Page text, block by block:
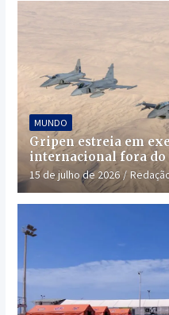
MUNDO
Gripen estreia em
internacional fora do
15 de julho de 2026